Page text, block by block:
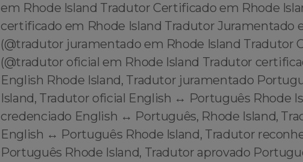
em Rhode Island Tradutor Certificado em Rhode
certificado em Rhode Island Tradutor Juramentado
(@tradutor juramentado em Rhode Island Tradutor
(@tradutor oficial em Rhode Island Tradutor
English Rhode Island, Tradutor juramentado
Island, Tradutor oficial English ↔️ Português Rhode
credenciado English ↔️ Português, Rhode Island,
English ↔️ Português Rhode Island, Tradutor
Português Rhode Island, Tradutor aprovado